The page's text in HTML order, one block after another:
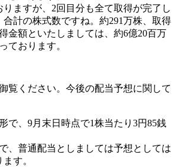
りますが、2回目分も全て取得が完了し
計の株式数ですね。約291万株、取得
金額といたしましては、約6億20百万
ております。
覧ください。今後の配当予想に関して
で、9月末日時点で1株当たり3円85銭
、普通配当としましては予想としては
す。